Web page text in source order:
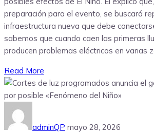
preparación para el evento, se buscará
infraestructura nueva que debe
sabemos que cuando caen las primeras
producen problemas eléctricos en varias
Read More
adminQP mayo 28, 2026